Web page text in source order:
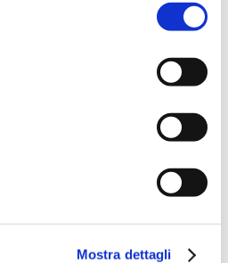
Mostra dettagli